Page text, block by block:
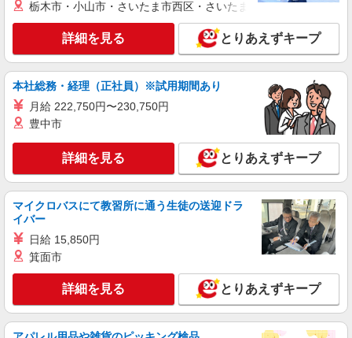
前職給与に応じて決定します。
羽田イルリストランテトーキョー （東京都大
キープ 詳細を見る
アルバイト パート
コンパスグループ・ジャパン株式会社 39559_p
時給1,600円以上 試用期間中 時給1,600円以上
(試用期間2ヶ月) 残業が発生した場合、残業代を1
分単位で別途支給します。
はなことば大田中央 （東京都大田区中央8丁
目40番地5号）
詳細を見る
正社員
コンパスグループ・ジャパン株式会社 21557_f
調理師責任者【正社員】
月給30万円〜38万円 試用期間中 月給30万円〜
38万円(試用期間3ヶ月) 残業が発生した場合、残業
栃木市・小山市・さいたま市西区・さいたま市岩槻区・久喜市・
詳細を見る とりあえずキープ
本社総務・経理（正社員）※試用期間あり
月給 222,750円〜230,750円
豊中市
詳細を見る とりあえずキープ
マイクロバスにて教習所に通う生徒の送迎ドラ
イバー
日給 15,850円
箕面市
詳細を見る とりあえずキープ